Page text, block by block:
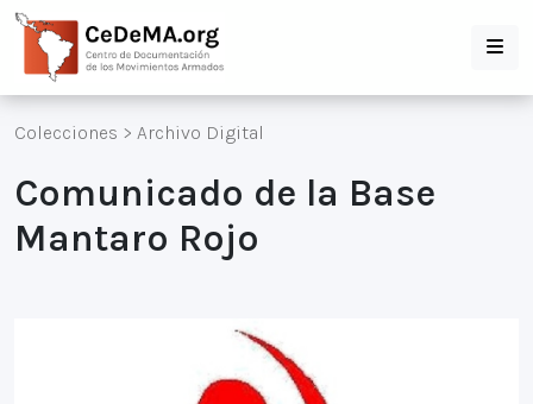
Colecciones > Archivo Digital
Comunicado de la Base
Mantaro Rojo